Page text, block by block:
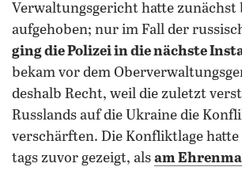
Verwaltungsgericht hatte zunächst
aufgehoben; nur im Fall der
ging die Polizei in die nächste
bekam vor dem
deshalb Recht, weil die zuletzt
Russlands auf die Ukraine die
verschärften. Die Konfliktlage
tags zuvor gezeigt, als am